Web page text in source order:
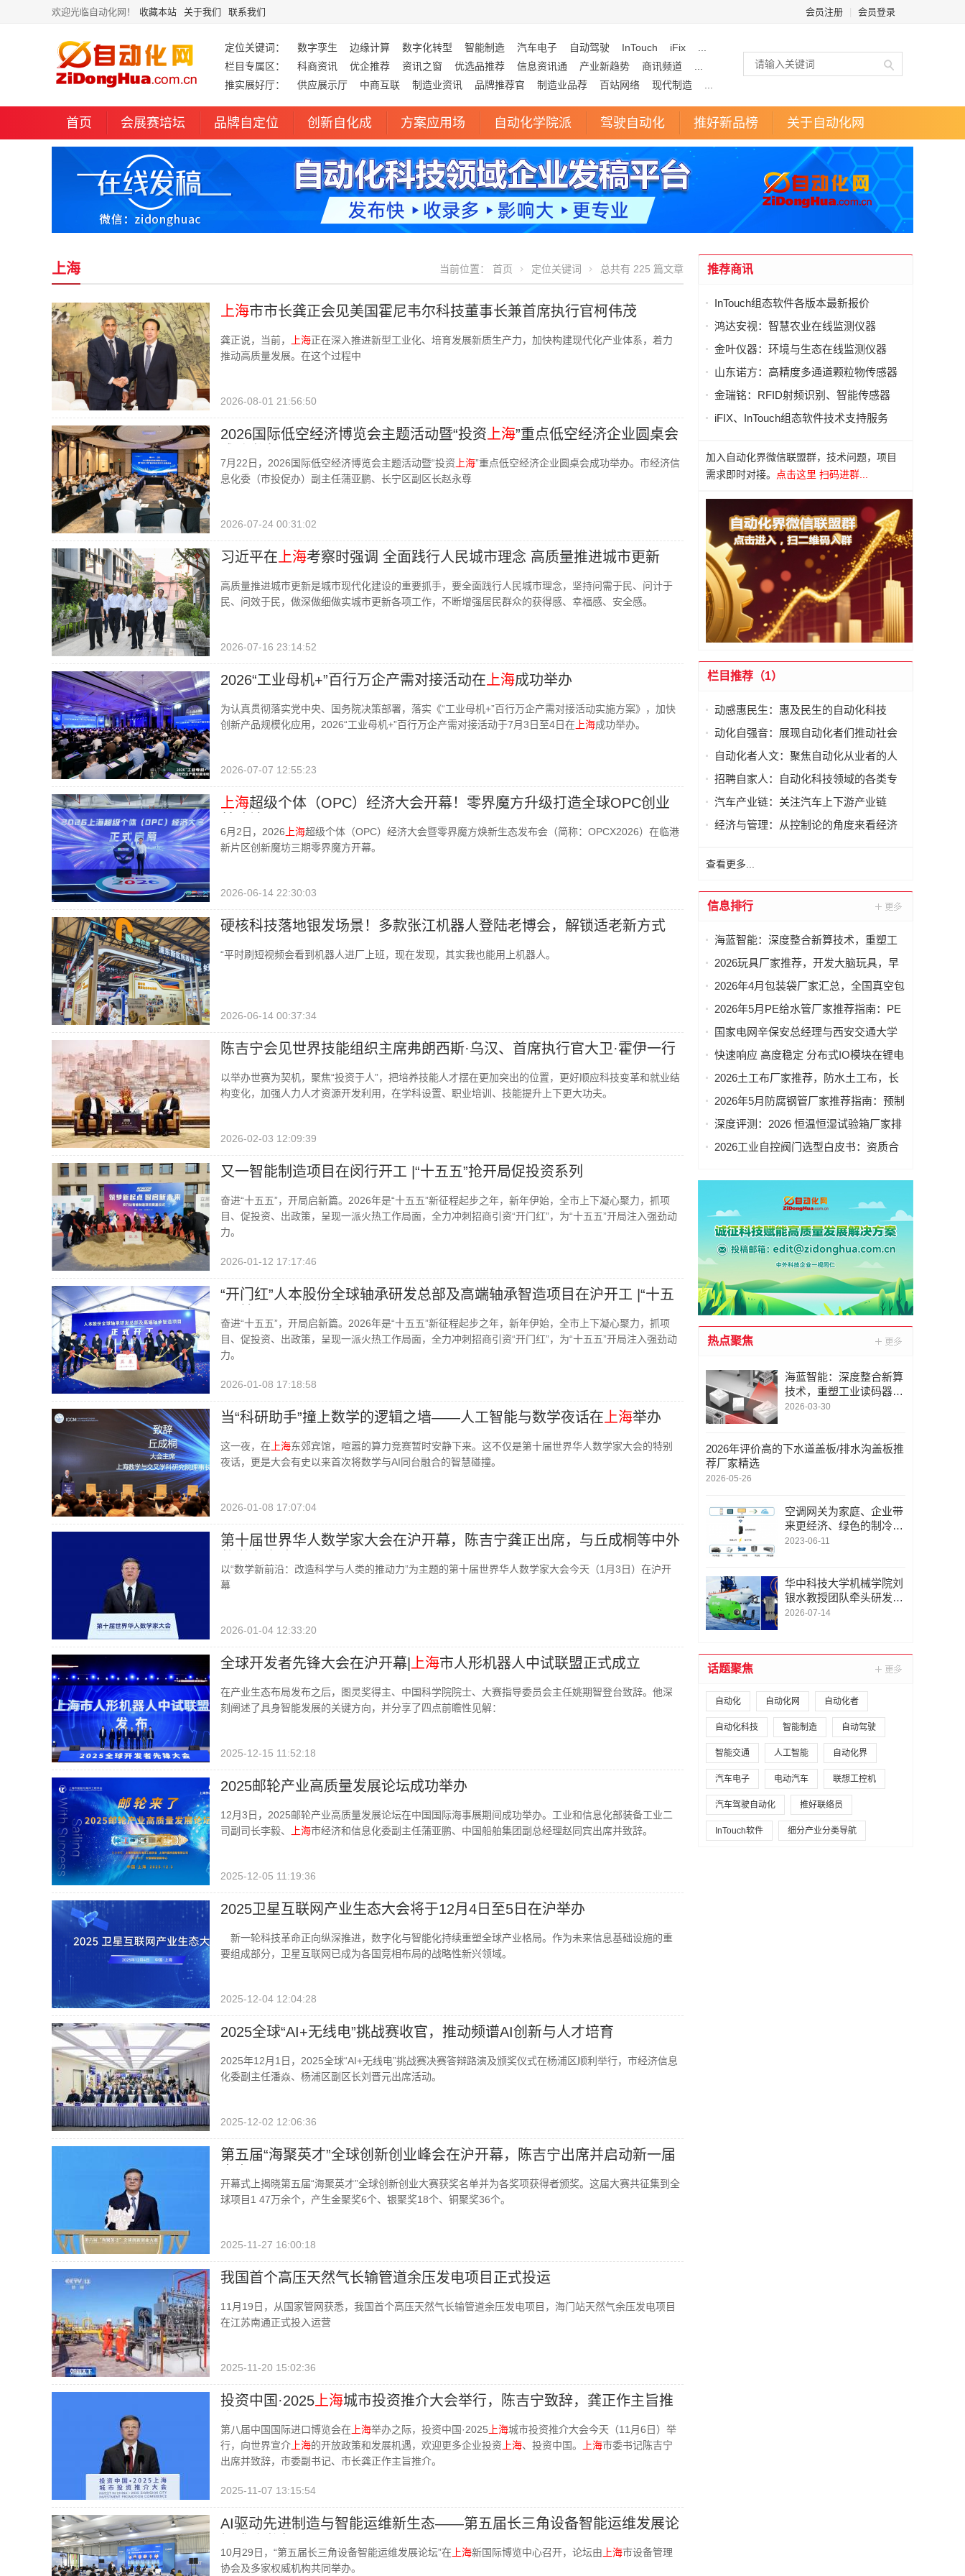
欢迎光临自动化网！ 收藏本站 关于我们 联系我们 会员注册 会员登录
定位关键词： 数字孪生 边缘计算 数字化转型 智能制造 汽车电子 自动驾驶 InTouch iFix
栏目专属区：
科商资讯 优企推荐 资讯之窗 优选品推荐 信息资讯通 产业新趋势 商讯频道
推实展好厅：
供应展示厅 中商互联 制造业资讯 品牌推荐官 制造业品荐 百站网络 现代制造
首页 会展赛培坛 品牌自定位 创新自化成 方案应用场 自动化学院派 驾驶自动化 推好新品榜 关于自动化网
上海 当前位置： 首页 定位关键词 总共有 225 篇文章
上海市市长龚正会见美国霍尼韦尔科技董事长兼首席执行官柯伟茂
龚正说，当前， 上海正在深入推进新型工业化、培育发展新质生产力，加快构建现代化产业体系，着力
推动高质量发展。在这个过程中
2026-08-01 21:56:50
2026国际低空经济博览会主题活动暨“投资 上海”重点低空经济企业圆桌会
7月22日，2026国际低空经济博览会主题活动暨“投资 上海”重点低空经济企业圆桌会成功举办。市经济信
息化委（市投促办）副主任蒲亚鹏、长宁区副区长赵永尊
2026-07-24 00:31:02
习近平在 上海考察时强调 全面践行人民城市理念 高质量推进城市更新
高质量推进城市更新是城市现代化建设的重要抓手，要全面践行人民城市理念，坚持问需于民、问计于
民、问效于民，做深做细做实城市更新各项工作，不断增强居民群众的获得感、幸福感、安全感。
2026-07-16 23:14:52
2026“工业母机+”百行万企产需对接活动在 上海成功举办
为认真贯彻落实党中央、国务院决策部署，落实《“工业母机+”百行万企产需对接活动实施方案》，加快
创新产品规模化应用，2026“工业母机+”百行万企产需对接活动于7月3日至4日在 上海成功举办。
2026-07-07 12:55:23
上海超级个体（OPC）经济大会开幕！零界魔方升级打造全球OPC创业
6月2日，2026 上海超级个体（OPC）经济大会暨零界魔方焕新生态发布会（简称：OPCX2026）在临港
新片区创新魔坊三期零界魔方开幕。
2026-06-14 22:30:03
硬核科技落地银发场景！多款张江机器人登陆老博会，解锁适老新方式
“平时刷短视频会看到机器人进厂上班，现在发现，其实我也能用上机器人。
2026-06-14 00:37:34
陈吉宁会见世界技能组织主席弗朗西斯·乌汉、首席执行官大卫·霍伊一行
以举办世赛为契机，聚焦“投资于人”，把培养技能人才摆在更加突出的位置，更好顺应科技变革和就业结
构变化，加强人力人才资源开发利用，在学科设置、职业培训、技能提升上下更大功夫。
2026-02-03 12:09:39
又一智能制造项目在闵行开工 |“十五五”抢开局促投资系列
奋进“十五五”，开局启新篇。2026年是“十五五”新征程起步之年，新年伊始，全市上下凝心聚力，抓项
目、促投资、出政策，呈现一派火热工作局面，全力冲刺招商引资“开门红”，为“十五五”开局注入强劲动
力。
2026-01-12 17:17:46
“开门红”人本股份全球轴承研发总部及高端轴承智造项目在沪开工 |“十五
奋进“十五五”，开局启新篇。2026年是“十五五”新征程起步之年，新年伊始，全市上下凝心聚力，抓项
目、促投资、出政策，呈现一派火热工作局面，全力冲刺招商引资“开门红”，为“十五五”开局注入强劲动
力。
2026-01-08 17:18:58
当“科研助手”撞上数学的逻辑之墙——人工智能与数学夜话在 上海举办
这一夜，在 上海东郊宾馆，喧嚣的算力竞赛暂时安静下来。这不仅是第十届世界华人数学家大会的特别
夜话，更是大会有史以来首次将数学与AI同台融合的智慧碰撞。
2026-01-08 17:07:04
第十届世界华人数学家大会在沪开幕，陈吉宁龚正出席，与丘成桐等中外
以“数学新前沿：改造科学与人类的推动力”为主题的第十届世界华人数学家大会今天（1月3日）在沪开
幕
2026-01-04 12:33:20
全球开发者先锋大会在沪开幕| 上海市人形机器人中试联盟正式成立
在产业生态布局发布之后，图灵奖得主、中国科学院院士、大赛指导委员会主任姚期智登台致辞。他深
刻阐述了具身智能发展的关键方向，并分享了四点前瞻性见解：
2025-12-15 11:52:18
2025邮轮产业高质量发展论坛成功举办
12月3日，2025邮轮产业高质量发展论坛在中国国际海事展期间成功举办。工业和信息化部装备工业二
司副司长李毅、
上海市经济和信息化委副主任蒲亚鹏、中国船舶集团副总经理赵同宾出席并致辞。
2025-12-05 11:19:36
2025卫星互联网产业生态大会将于12月4日至5日在沪举办
新一轮科技革命正向纵深推进，数字化与智能化持续重塑全球产业格局。作为未来信息基础设施的重
要组成部分，卫星互联网已成为各国竞相布局的战略性新兴领域。
2025-12-04 12:04:28
2025全球“AI+无线电”挑战赛收官，推动频谱AI创新与人才培育
2025年12月1日，2025全球“AI+无线电”挑战赛决赛答辩路演及颁奖仪式在杨浦区顺利举行，市经济信息
化委副主任潘焱、杨浦区副区长刘晋元出席活动。
2025-12-02 12:06:36
第五届“海聚英才”全球创新创业峰会在沪开幕，陈吉宁出席并启动新一届
开幕式上揭晓第五届“海聚英才”全球创新创业大赛获奖名单并为各奖项获得者颁奖。这届大赛共征集到全
球项目1 47万余个，产生金聚奖6个、银聚奖18个、铜聚奖36个。
2025-11-27 16:00:18
我国首个高压天然气长输管道余压发电项目正式投运
11月19日，从国家管网获悉，我国首个高压天然气长输管道余压发电项目，海门站天然气余压发电项目
在江苏南通正式投入运营
2025-11-20 15:02:36
投资中国·2025 上海城市投资推介大会举行，陈吉宁致辞，龚正作主旨推
第八届中国国际进口博览会在 上海举办之际，投资中国·2025 上海城市投资推介大会今天（11月6日）举
行，向世界宣介 上海的开放政策和发展机遇，欢迎更多企业投资 上海、投资中国。 上海市委书记陈吉宁
出席并致辞，市委副书记、市长龚正作主旨推介。
2025-11-07 13:15:54
AI驱动先进制造与智能运维新生态——第五届长三角设备智能运维发展论
10月29日，“第五届长三角设备智能运维发展论坛”在 上海新国际博览中心召开，论坛由 上海市设备管理
协会及多家权威机构共同举办。
推荐商讯
InTouch组态软件各版本最新报价
鸿达安视：智慧农业在线监测仪器
金叶仪器：环境与生态在线监测仪器
山东诺方：高精度多通道颗粒物传感器
金瑞铭：RFID射频识别、智能传感器
iFIX、InTouch组态软件技术支持服务
加入自动化界微信联盟群，技术问题，项目
需求即时对接。
点击这里 扫码进群...
栏目推荐（1）
动感惠民生：惠及民生的自动化科技
动化自强音：展现自动化者们推动社会
进步发出的响亮声音
自动化者人文：聚焦自动化从业者的人
文思考
招聘自家人：自动化科技领域的各类专
家及人才需求资讯
汽车产业链：关注汽车上下游产业链
经济与管理：从控制论的角度来看经济
查看更多...
信息排行
海蓝智能：深度整合新算技术，重塑工
业读码器服务新标杆
2026玩具厂家推荐，开发大脑玩具，早
教启蒙玩具，桌游玩具，儿童玩具厂家
2026年4月包装袋厂家汇总，全国真空包
装袋，密封包装袋，凹版包装袋，相机
南
2026年5月PE给水管厂家推荐指南：PE
燃气管材，PE燃气管，聚乙烯PE给水管
国家电网辛保安总经理与西安交通大学
党委书记卢建军会谈
快速响应 高度稳定 分布式IO模块在锂电
池制造的优势揭秘 | 支持Modbus、
EtherCAT、Ethernet/IP、BACnet/IP等多
种协议
2026土工布厂家推荐，防水土工布，长
丝土工布，防渗土工布，无纺土工布，
2026年5月防腐钢管厂家推荐指南：预制
直埋保温钢管，涂塑钢管，保温钢管，
深度评测：2026 恒温恒湿试验箱厂家排
名（进口 + 国产，按综合口碑 / 技术 / 市
2026工业自控阀门选型白皮书：资质合
热点聚焦
海蓝智能：深度整合新算
技术，重塑工业读码器服
务新标杆
2026-03-30
2026年评价高的下水道盖板/排水沟盖板推
荐厂家精选
2026-05-26
空调网关为家庭、企业带
来更经济、绿色的制冷方
案！中央空调采集网关节
公、智慧教育、智慧农业
等多个领域。
2023-06-11
华中科技大学机械学院刘
银水教授团队牵头研发的
“深海浸没式海水液压元
2026-07-14
话题聚焦
自动化 自动化网 自动化者
自动化科技 智能制造 自动驾驶
智能交通 人工智能 自动化界
汽车电子 电动汽车 联想工控机
汽车驾驶自动化 推好联络员
InTouch软件 细分产业分类导航